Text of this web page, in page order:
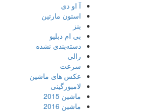
آ او دی
استون مارتین
بنز
بی ام دبلیو
دسته‌بندی نشده
رالی
سرعت
عکس های ماشین
لامبورگینی
ماشین 2015
ماشین 2016